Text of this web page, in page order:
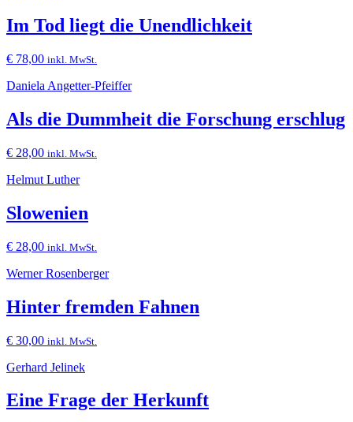
Im Tod liegt die Unendlichkeit
€ 78,00 inkl. MwSt.
Daniela Angetter-Pfeiffer
Als die Dummheit die Forschung erschlug
€ 28,00 inkl. MwSt.
Helmut Luther
Slowenien
€ 28,00 inkl. MwSt.
Werner Rosenberger
Hinter fremden Fahnen
€ 30,00 inkl. MwSt.
Gerhard Jelinek
Eine Frage der Herkunft